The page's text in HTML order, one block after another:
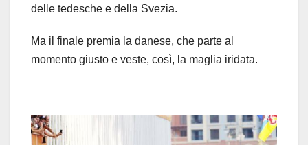
delle tedesche e della Svezia.
Ma il finale premia la danese, che parte al
momento giusto e veste, così, la maglia iridata.